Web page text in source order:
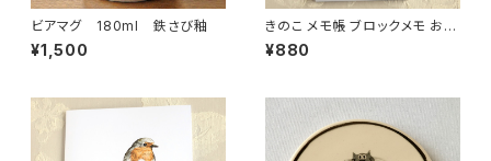
ビアマグ 180ml 鉄さび釉
¥1,500
きのこ メモ帳 ブロックメモ おし
ゃれ かわいい (メール便可)
¥880